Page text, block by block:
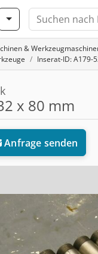
&
Inserat-ID: A179-
x 80 mm
Anfrage senden